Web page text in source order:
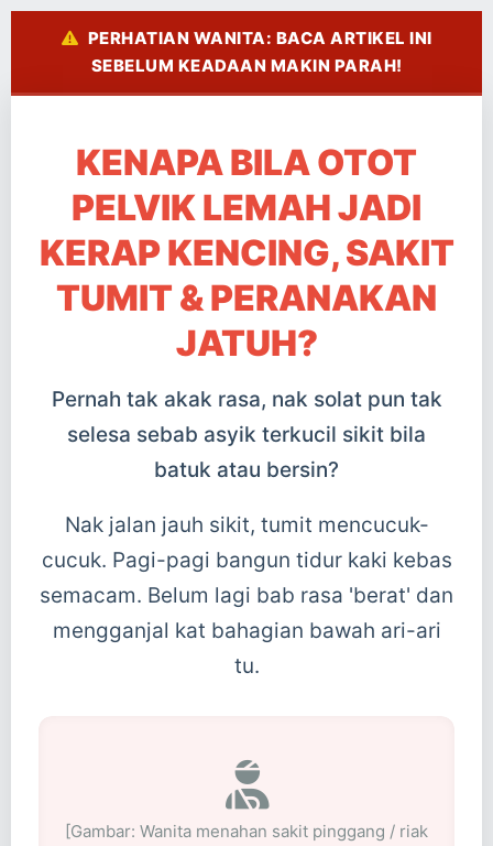
PERHATIAN WANITA: BACA ARTIKEL INI
SEBELUM KEADAAN MAKIN PARAH!
KENAPA BILA OTOT
PELVIK LEMAH JADI
KERAP KENCING, SAKIT
TUMIT & PERANAKAN
JATUH?
Pernah tak akak rasa, nak solat pun tak
selesa sebab asyik terkucil sikit bila
batuk atau bersin?
Nak jalan jauh sikit, tumit mencucuk-
cucuk. Pagi-pagi bangun tidur kaki kebas
semacam. Belum lagi bab rasa 'berat' dan
mengganjal kat bahagian bawah ari-ari
tu.
[Gambar: Wanita menahan sakit pinggang / riak